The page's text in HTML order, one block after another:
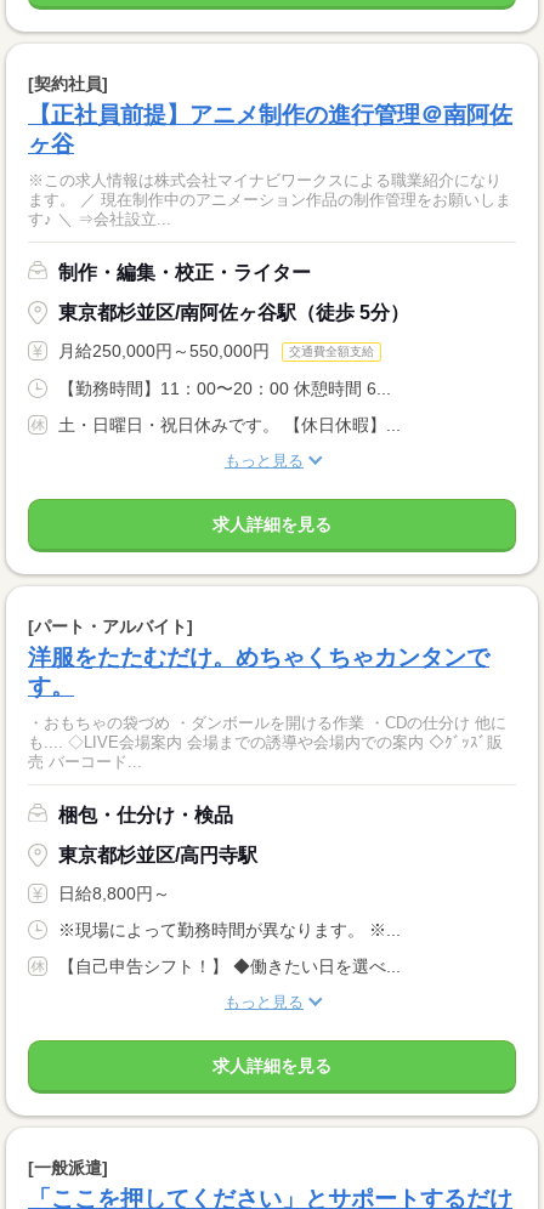
[契約社員]
【正社員前提】アニメ制作の進行管理＠南阿佐
ヶ谷
※この求人情報は株式会社マイナビワークスによる職業紹介になり
ます。 ／ 現在制作中のアニメーション作品の制作管理をお願いしま
す♪ ＼ ⇒会社設立...
制作・編集・校正・ライター
東京都杉並区/南阿佐ヶ谷駅（徒歩 5分）
月給250,000円～550,000円 交通費全額支給
【勤務時間】11：00〜20：00 休憩時間 6...
土・日曜日・祝日休みです。 【休日休暇】...
もっと見る
求人詳細を見る
[パート・アルバイト]
洋服をたたむだけ。めちゃくちゃカンタンで
す。
・おもちゃの袋づめ ・ダンボールを開ける作業 ・CDの仕分け 他に
も.... ◇LIVE会場案内 会場までの誘導や会場内での案内 ◇ｸﾞｯｽﾞ販
売 バーコード...
梱包・仕分け・検品
東京都杉並区/高円寺駅
日給8,800円～
※現場によって勤務時間が異なります。 ※...
【自己申告シフト！】 ◆働きたい日を選べ...
もっと見る
求人詳細を見る
[一般派遣]
「ここを押してください」とサポートするだけ